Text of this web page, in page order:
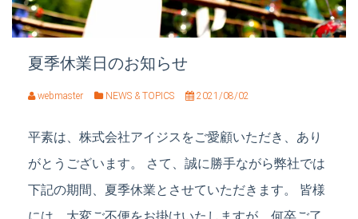
夏季休業日のお知らせ
webmaster NEWS & TOPICS 2021/08/02
平素は、株式会社アイジスをご愛顧いただき、あり
がとうございます。 さて、誠に勝手ながら弊社では
下記の期間、夏季休業とさせていただきます。 皆様